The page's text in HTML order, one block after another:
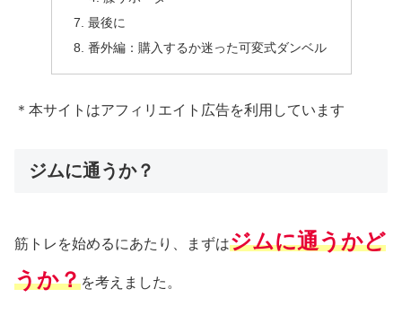
最後に
番外編：購入するか迷った可変式ダンベル
＊本サイトはアフィリエイト広告を利用しています
ジムに通うか？
筋トレを始めるにあたり、まずはジムに通うかど
うか？を考えました。